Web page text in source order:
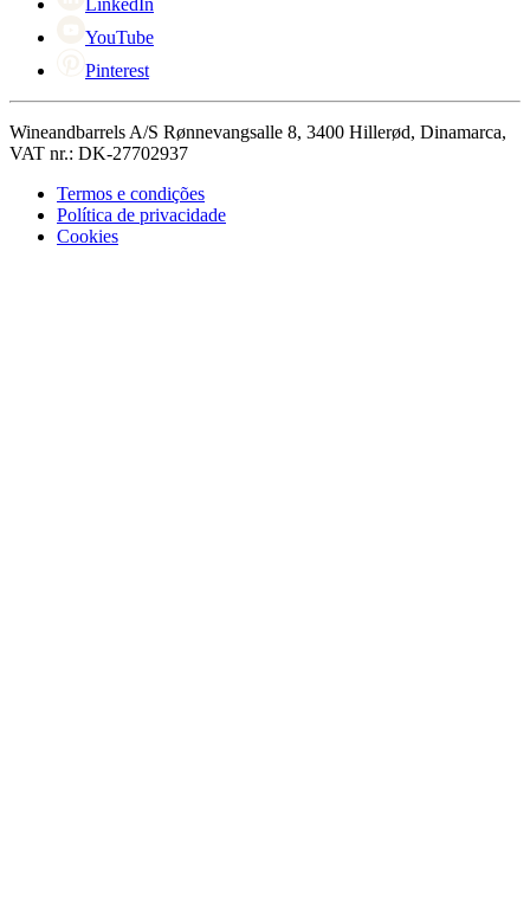
YouTube
Pinterest
Wineandbarrels A/S Rønnevangsalle 8, 3400 Hillerød, Dinamarca,
VAT nr.: DK-27702937
Termos e condições
Política de privacidade
Cookies